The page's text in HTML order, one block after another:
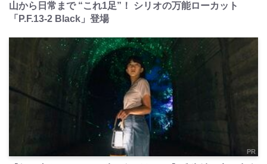
山から日常まで “これ1足”！ シリオの万能ローカット
「P.F.13-2 Black」登場
PR